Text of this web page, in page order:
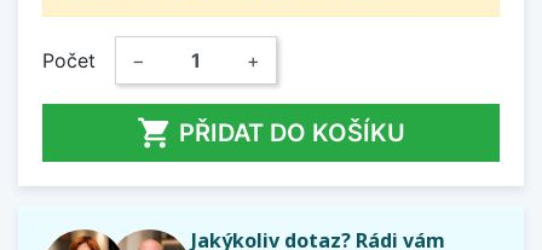
Počet − +
 PŘIDAT DO KOŠÍKU
Jakýkoliv dotaz? Rádi vám